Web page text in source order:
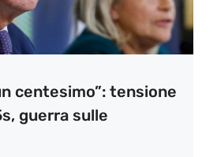
centesimo”: tensione
guerra sulle